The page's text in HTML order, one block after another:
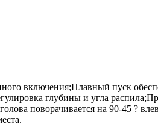
включения;Плавный пуск
глубины и угла
поворачивается на 90-45 ?